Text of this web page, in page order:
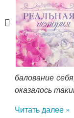
балование
оказалось
Читать далее »